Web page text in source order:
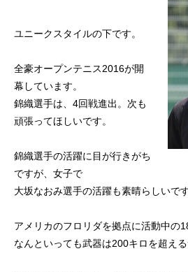
会員専用ページ
ユニークスタイルの下です。
全豪オープンテニス2016が開
幕しています。
錦織選手は、4回戦進出。次も
頑張ってほしいです。
錦織選手の活躍に目が行きがち
ですが、女子で
大坂なおみ選手の活躍も素晴らしいです
アメリカのフロリダを拠点に活動中の
なんといっても武器は200キロを超える